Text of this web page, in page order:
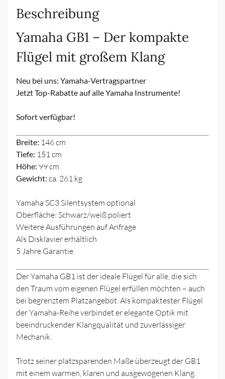
Beschreibung
Yamaha GB1 – Der kompakte
Flügel mit großem Klang
Neu bei uns: Yamaha-Vertragspartner
Jetzt Top-Rabatte auf alle Yamaha Instrumente!
Sofort verfügbar!
Breite: 146 cm
Tiefe: 151 cm
Höhe: 99 cm
Gewicht: ca. 261 kg
Yamaha SC3 Silentsystem optional
Oberfläche: Schwarz/weiß poliert
Weitere Ausführungen auf Anfrage
Als Disklavier erhältlich
5 Jahre Garantie
Der Yamaha GB1 ist der ideale Flügel für alle, die sich
den Traum vom eigenen Flügel erfüllen möchten – auch
bei begrenztem Platzangebot. Als kompaktester Flügel
der Yamaha-Reihe verbindet er elegante Optik mit
beeindruckender Klangqualität und zuverlässiger
Mechanik.
Trotz seiner platzsparenden Maße überzeugt der GB1
mit einem warmen, klaren und ausgewogenen Klang.